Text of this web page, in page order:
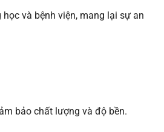
và bệnh viện, mang lại sự an
bảo chất lượng và độ bền.